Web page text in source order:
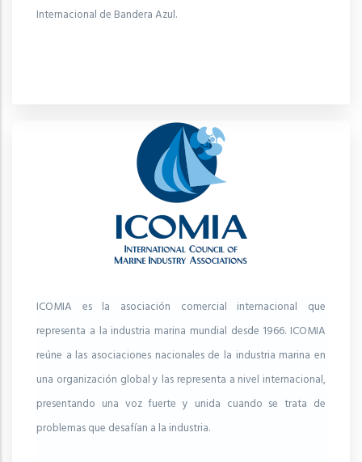
Internacional de Bandera Azul.
ICOMIA es la asociación comercial internacional que
representa a la industria marina mundial desde 1966. ICOMIA
reúne a las asociaciones nacionales de la industria marina en
una organización global y las representa a nivel internacional,
presentando una voz fuerte y unida cuando se trata de
problemas que desafían a la industria.